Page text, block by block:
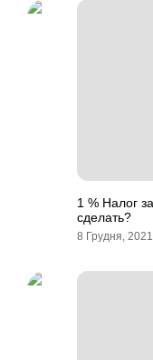
1 % Налог
сделать?
8 Грудня, 2021